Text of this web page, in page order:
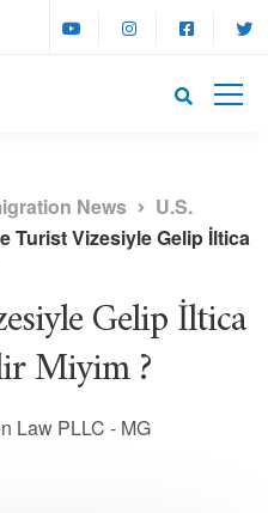
News
U.S.
Turist Vizesiyle Gelip İltica
Gelip İltica
Miyim ?
Law PLLC - MG